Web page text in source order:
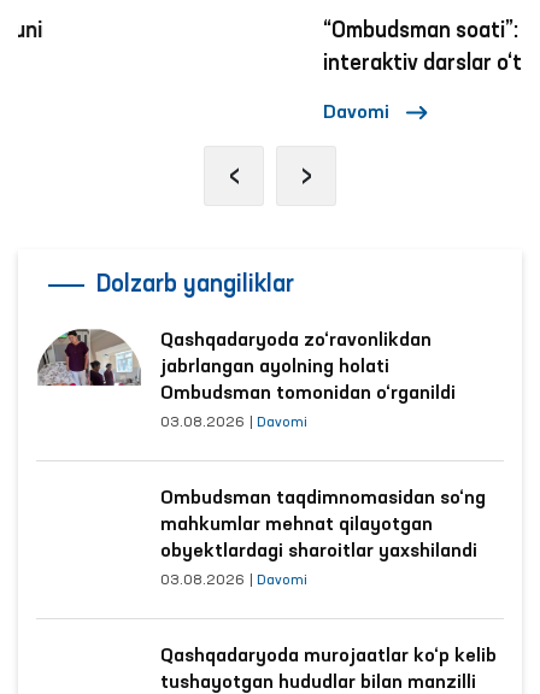
“Ombudsman soati”: inson huquqlari bo‘yicha
interaktiv darslar o‘tkazilmoqda
‹ ›
Dolzarb yangiliklar
Qashqadaryoda zo‘ravonlikdan
jabrlangan ayolning holati
Ombudsman tomonidan o‘rganildi
03.08.2026 Davomi
Ombudsman taqdimnomasidan so‘ng
mahkumlar mehnat qilayotgan
obyektlardagi sharoitlar yaxshilandi
03.08.2026 Davomi
Qashqadaryoda murojaatlar ko‘p kelib
tushayotgan hududlar bilan manzilli